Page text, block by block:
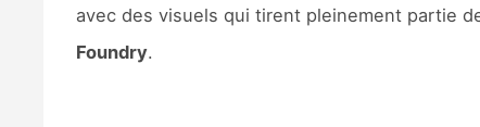
avec des visuels qui tirent pleinement partie
Foundry.